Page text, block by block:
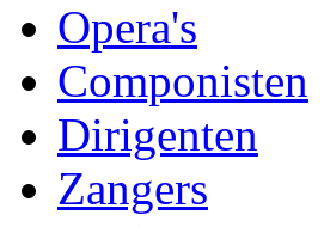
Opera's
Componisten
Dirigenten
Zangers